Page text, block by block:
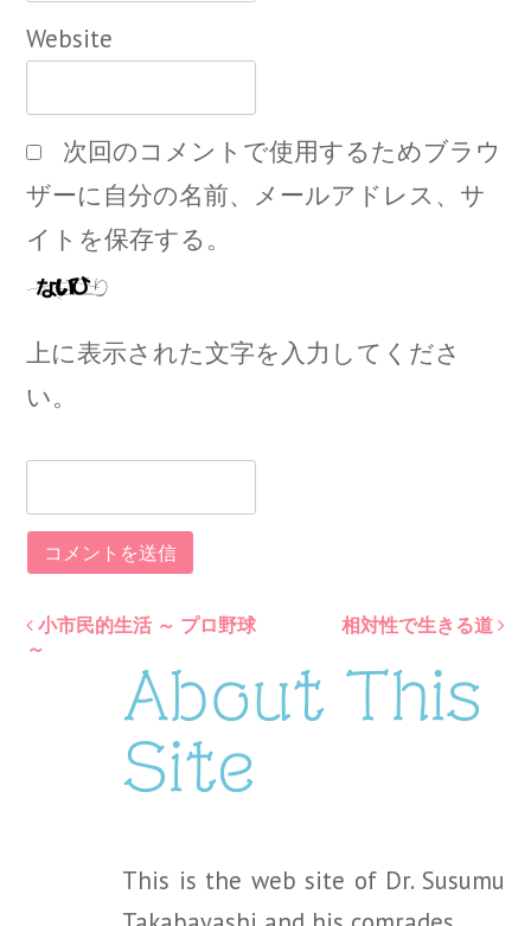
Website
次回のコメントで使用するためブラウ
ザーに自分の名前、メールアドレス、サ
イトを保存する。
上に表示された文字を入力してくださ
い。
Post
navigation
小市民的生活 ～ プロ野球
～
相対性で生きる道
About This
Site
This is the web site of Dr. Susumu